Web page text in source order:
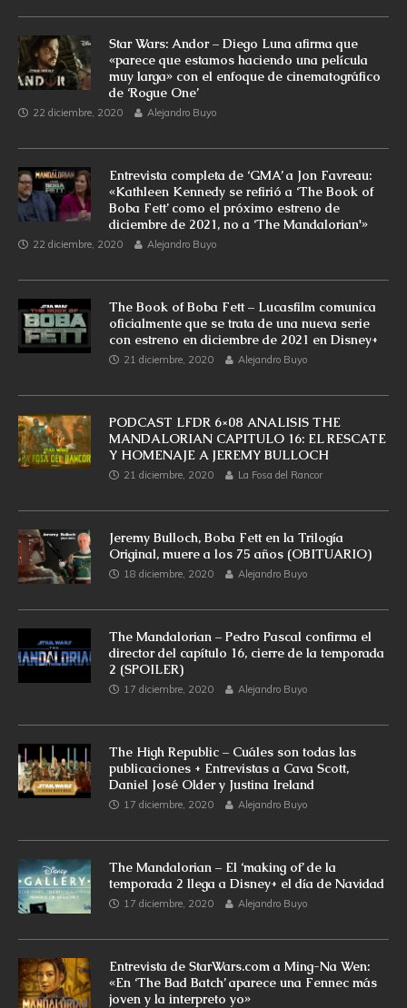
Star Wars: Andor – Diego Luna afirma que
«parece que estamos haciendo una película
muy larga» con el enfoque de cinematográfico
de ‘Rogue One’
22 diciembre, 2020 Alejandro Buyo
Entrevista completa de ‘GMA’ a Jon Favreau:
«Kathleen Kennedy se refirió a ‘The Book of
Boba Fett’ como el próximo estreno de
diciembre de 2021, no a ‘The Mandalorian'»
22 diciembre, 2020 Alejandro Buyo
The Book of Boba Fett – Lucasfilm comunica
oficialmente que se trata de una nueva serie
con estreno en diciembre de 2021 en Disney+
21 diciembre, 2020 Alejandro Buyo
PODCAST LFDR 6×08 ANALISIS THE
MANDALORIAN CAPITULO 16: EL RESCATE
Y HOMENAJE A JEREMY BULLOCH
21 diciembre, 2020 La Fosa del Rancor
Jeremy Bulloch, Boba Fett en la Trilogía
Original, muere a los 75 años (OBITUARIO)
18 diciembre, 2020 Alejandro Buyo
The Mandalorian – Pedro Pascal confirma el
director del capítulo 16, cierre de la temporada
2 (SPOILER)
17 diciembre, 2020 Alejandro Buyo
The High Republic – Cuáles son todas las
publicaciones + Entrevistas a Cava Scott,
Daniel José Older y Justina Ireland
17 diciembre, 2020 Alejandro Buyo
The Mandalorian – El ‘making of’ de la
temporada 2 llega a Disney+ el día de Navidad
17 diciembre, 2020 Alejandro Buyo
Entrevista de StarWars.com a Ming-Na Wen:
«En ‘The Bad Batch’ aparece una Fennec más
joven y la interpreto yo»